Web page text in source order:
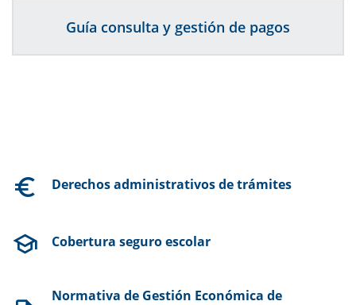
Guía consulta y gestión de pagos
Derechos administrativos de trámites
Cobertura seguro escolar
Normativa de Gestión Económica de